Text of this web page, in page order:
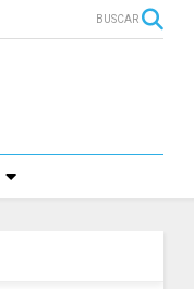
BUSCAR